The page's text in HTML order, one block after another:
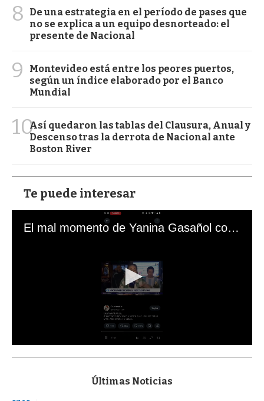
8
De una estrategia en el período de pases que
no se explica a un equipo desnorteado: el
presente de Nacional
9
Montevideo está entre los peores puertos,
según un índice elaborado por el Banco
Mundial
10Así quedaron las tablas del Clausura, Anual y
Descenso tras la derrota de Nacional ante
Boston River
Te puede interesar
El mal momento de Yanina Gasañol con un hincha argentino en "Subrayado"
s
Últimas Noticias